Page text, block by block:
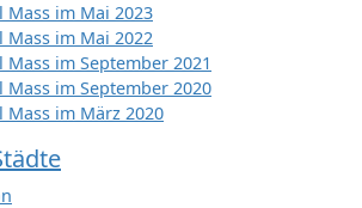
Mass im Mai 2023
Mass im Mai 2022
im September 2021
Mass im September 2020
Mass im März 2020